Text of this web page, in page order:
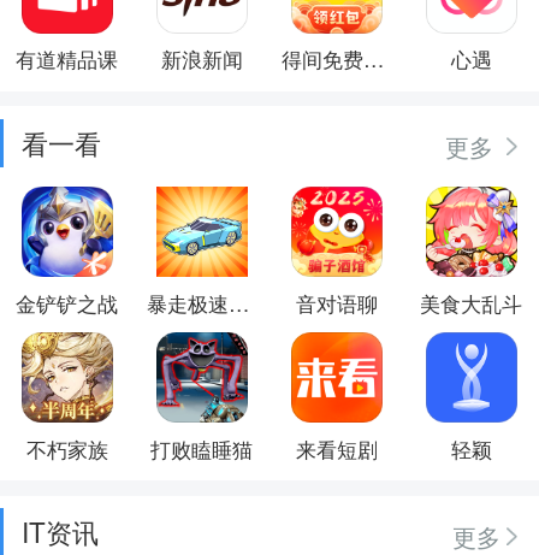
有道精品课 新浪新闻 得间免费小说 心遇
看一看 更多
金铲铲之战 暴走极速飞车 音对语聊 美食大乱斗
不朽家族 打败瞌睡猫 来看短剧 轻颖
IT资讯
更多